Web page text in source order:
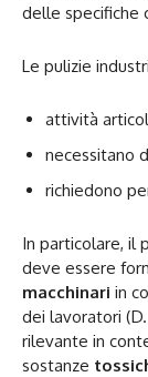
delle specifiche
Le pulizie
attività
necessitano
richiedono
In particolare, il
deve essere
macchinari in
dei lavoratori
rilevante in
sostanze